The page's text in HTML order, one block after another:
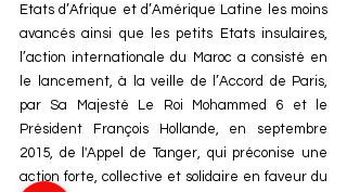
Etats d’Afrique et d’Amérique Latine les moins
avancés ainsi que les petits Etats insulaires,
l’action internationale du Maroc a consisté en
le lancement, à la veille de l’Accord de Paris,
par Sa Majesté Le Roi Mohammed 6 et le
Président François Hollande, en septembre
2015, de l'Appel de Tanger, qui préconise une
action forte, collective et solidaire en faveur du